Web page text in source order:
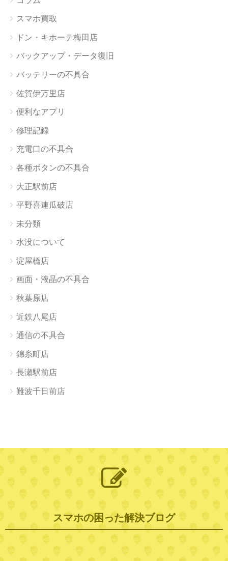
スマホ買取
ドン・キホーテ梅田店
バックアップ・データ復旧
バッテリーの不具合
佐賀伊万里店
便利なアプリ
修理記録
充電口の不具合
各種ボタンの不具合
大正駅前店
平野喜連瓜破店
未分類
水没について
淀屋橋店
画面・液晶の不具合
秋葉原店
近鉄八尾店
通信の不具合
錦糸町店
長瀬駅前店
難波千日前店
スマホの困った解決ブログ